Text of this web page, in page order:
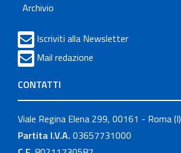
Archivio
Iscriviti alla Newsletter
Mail redazione
CONTATTI
Viale Regina Elena 299, 00161 - Roma (I)
Partita I.V.A. 03657731000